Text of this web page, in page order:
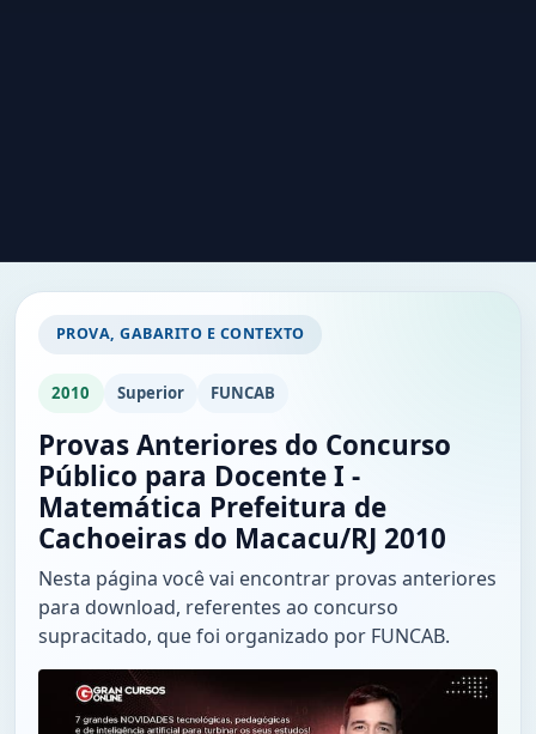
PROVA, GABARITO E CONTEXTO
2010 Superior FUNCAB
Provas Anteriores do Concurso
Público para Docente I -
Matemática Prefeitura de
Cachoeiras do Macacu/RJ 2010
Nesta página você vai encontrar provas anteriores
para download, referentes ao concurso
supracitado, que foi organizado por FUNCAB.